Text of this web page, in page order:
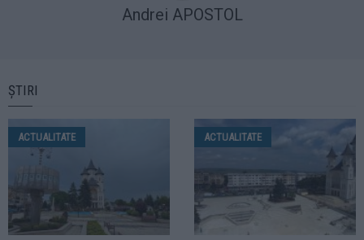
Andrei APOSTOL
ȘTIRI
ACTUALITATE ACTUALITATE